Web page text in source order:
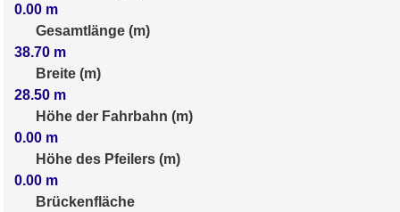
0.00 m
Gesamtlänge (m)
38.70 m
Breite (m)
28.50 m
Höhe der Fahrbahn (m)
0.00 m
Höhe des Pfeilers (m)
0.00 m
Brückenfläche